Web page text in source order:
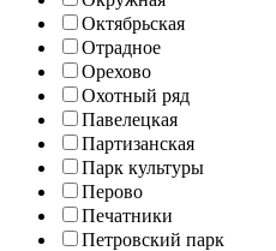
Октябрьская
Отрадное
Орехово
Охотный ряд
Павелецкая
Партизанская
Парк культуры
Перово
Печатники
Петровский парк